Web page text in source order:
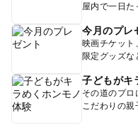
屋内で一日た
今月のプレ
映画チケット
限定グッズな
子どもがキ
その道のプロ
こだわりの親